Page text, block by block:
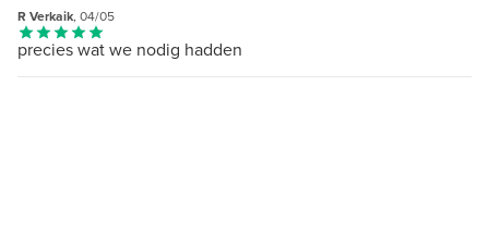
R Verkaik, 04/05
precies wat we nodig hadden